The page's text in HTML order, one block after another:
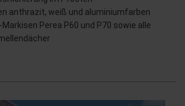
anthrazit, weiß und aluminiumfarben
Markisen Perea P60 und P70 sowie alle